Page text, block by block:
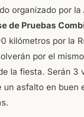
organizado por la
de Pruebas
kilómetros por la
por el
la fiesta. Serán 3
un asfalto en buen